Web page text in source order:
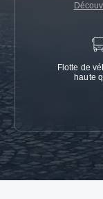
Flotte de
haute